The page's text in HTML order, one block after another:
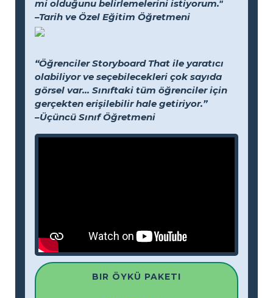
mi olduğunu belirlemelerini istiyorum."
–Tarih ve Özel Eğitim Öğretmeni
“Öğrenciler Storyboard That ile yaratıcı
olabiliyor ve seçebilecekleri çok sayıda
görsel var... Sınıftaki tüm öğrenciler için
gerçekten erişilebilir hale getiriyor.”
–Üçüncü Sınıf Öğretmeni
BIR ÖYKÜ PAKETI